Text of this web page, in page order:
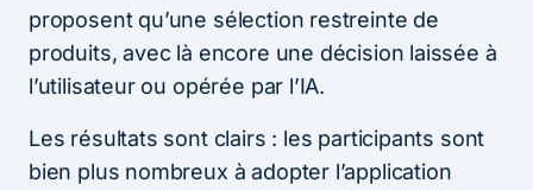
proposent qu’une sélection restreinte de
produits, avec là encore une décision laissée à
l’utilisateur ou opérée par l’IA.
Les résultats sont clairs : les participants sont
bien plus nombreux à adopter l’application